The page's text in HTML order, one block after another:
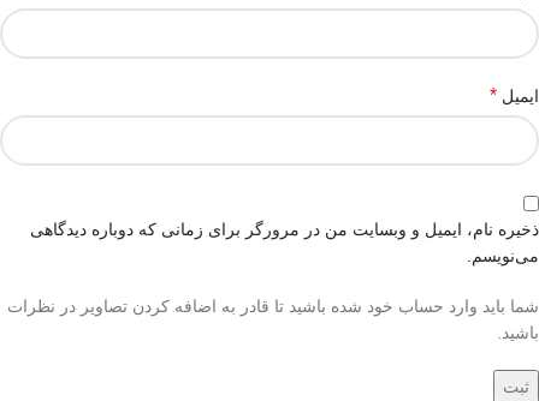
ایمیل *
ذخیره نام، ایمیل و وبسایت من در مرورگر برای زمانی که دوباره دیدگاهی
می‌نویسم.
شما باید وارد حساب خود شده باشید تا قادر به اضافه کردن تصاویر در نظرات
باشید.